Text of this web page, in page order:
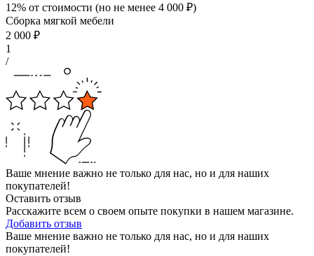
12% от стоимости (но не менее 4 000 ₽)
Сборка мягкой мебели
2 000 ₽
1
/
Ваше мнение важно не только для нас, но и для наших
покупателей!
Оставить отзыв
Расскажите всем о своем опыте покупки в нашем магазине.
Добавить отзыв
Ваше мнение важно не только для нас, но и для наших
покупателей!